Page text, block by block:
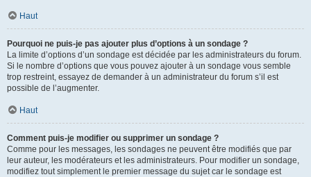
Haut
Pourquoi ne puis-je pas ajouter plus d’options à un sondage ?
La limite d’options d’un sondage est décidée par les administrateurs du forum.
Si le nombre d’options que vous pouvez ajouter à un sondage vous semble
trop restreint, essayez de demander à un administrateur du forum s’il est
possible de l’augmenter.
Haut
Comment puis-je modifier ou supprimer un sondage ?
Comme pour les messages, les sondages ne peuvent être modifiés que par
leur auteur, les modérateurs et les administrateurs. Pour modifier un sondage,
modifiez tout simplement le premier message du sujet car le sondage est